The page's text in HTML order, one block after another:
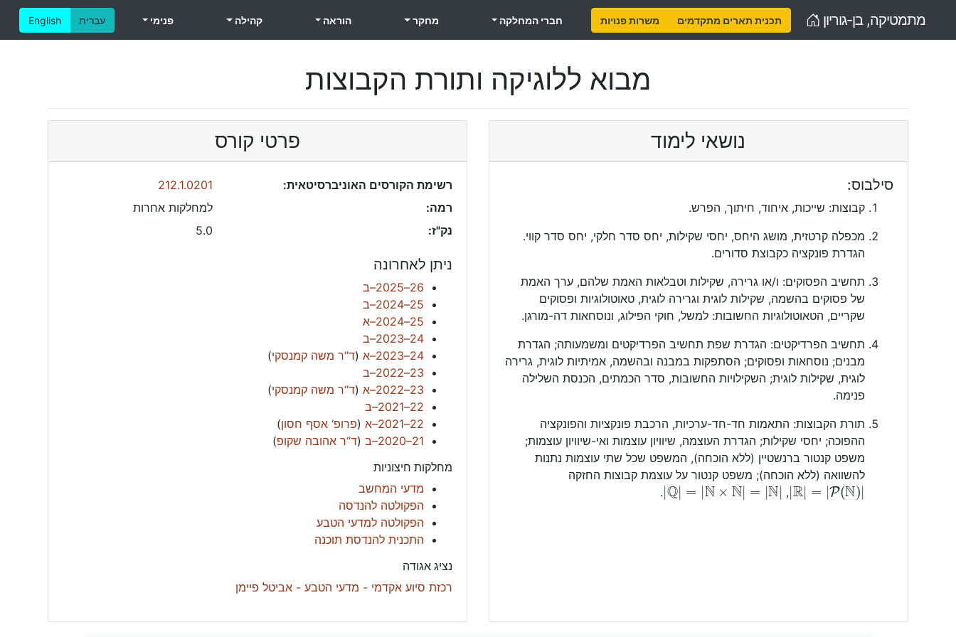
מתמטיקה, בן-גוריון Home
English עברית משרות פנויות תכנית תארים מתקדמים חברי המחלקה מחקר הוראה קהילה פנימי
מבוא ללוגיקה ותורת הקבוצות
נושאי לימוד
סילבוס:
קבוצות: שייכות, איחוד, חיתוך, הפרש.
מכפלה קרטזית, מושג היחס, יחסי שקילות, יחס סדר חלקי, יחס סדר קווי.
הגדרת פונקציה כקבוצת סדורים.
תחשיב הפסוקים: ו/או גרירה, שקילות וטבלאות האמת שלהם, ערך האמת
של פסוקים בהשמה, שקילות לוגית וגרירה לוגית, טאוטולוגיות ופסוקים
שקריים, הטאוטולוגיות החשובות: למשל, חוקי הפילוג, ונוסחאות דה-מורגן.
תחשיב הפרדיקטים: הגדרת שפת תחשיב הפרדיקטים ומשמעותה; הגדרת
מבנים; נוסחאות ופסוקים; הסתפקות במבנה ובהשמה, אמיתיות לוגית, גרירה
לוגית, שקילות לוגית; השקילויות החשובות, סדר הכמתים, הכנסת השלילה
פנימה.
תורת הקבוצות: התאמות חד-חד-ערכיות, הרכבת פונקציות והפונקציה
ההפוכה; יחסי שקילות; הגדרת העוצמה, שיוויון עוצמות ואי-שיוויון עוצמות;
משפט קנטור ברנשטיין (ללא הוכחה), המשפט שכל שתי עוצמות נתנות
להשוואה (ללא הוכחה); משפט קנטור על עוצמת קבוצות החזקה
|
R|=| P(N)
|
,
|
Q|= |N×N|=|N
|
.
פרטי קורס
רשימת הקורסים האוניברסיטאית:
212.1.0201
רמה:
למחלקות אחרות
נק"ז:
5.0
ניתן לאחרונה
26–2025–ב
25–2024–ב
25–2024–א
24–2023–ב
24–2023–א
(ד“ר משה קמנסקי)
23–2022–ב
23–2022–א
(ד“ר משה קמנסקי)
22–2021–ב
22–2021–א
(פרופ‘ אסף חסון)
21–2020–ב
(ד“ר אהובה שקופ)
מחלקות חיצוניות
מדעי המחשב
הפקולטה להנדסה
הפקולטה למדעי הטבע
התכנית להנדסת תוכנה
נציג אגודה
רכזת סיוע אקדמי - מדעי הטבע - אביטל פיימן